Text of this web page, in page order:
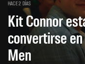
HACE 2 DÍAS
Kit Connor
convertirse
Men